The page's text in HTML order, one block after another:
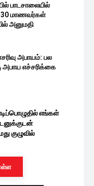
பாடசாலையில்
30 மாணவர்கள்
அனுமதி
அபாயம்: பல
அபாய எச்சரிக்கை
எங்கள்
குழுவில்